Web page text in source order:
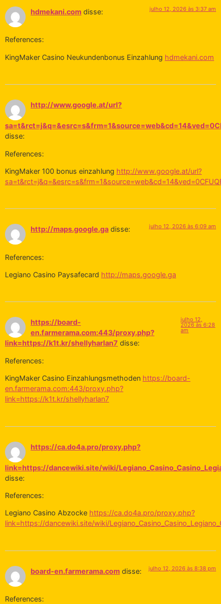
hdmekani.com disse: julho 12, 2026 às 3:37 am
References:
KingMaker Casino Neukundenbonus Einzahlung hdmekani.com
http://www.google.at/url?
disse:
References:
KingMaker 100 bonus einzahlung http://www.google.at/url?
http://maps.google.ga disse: julho 12, 2026 às 6:09 am
References:
Legiano Casino Paysafecard http://maps.google.ga
https://board-
en.farmerama.com:443/proxy.php?
link=https://k1t.kr/shellyharlan7 disse:
julho 12,
2026 às 6:28
am
References:
KingMaker Casino Einzahlungsmethoden https://board-
en.farmerama.com:443/proxy.php?
link=https://k1t.kr/shellyharlan7
https://ca.do4a.pro/proxy.php?
link=https://dancewiki.site/wiki/
disse:
References:
Legiano Casino Abzocke https://ca.do4a.pro/proxy.php?
link=https://dancewiki.site/wiki/
board-en.farmerama.com disse: julho 12, 2026 às 8:38 pm
References: